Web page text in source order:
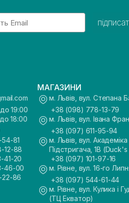
19:00
18:00
81
12-88
41-20
46-00
22-86
МАГАЗИНИ
м. Львів, вул. Степана
+38 (098) 778-13-79
м. Львів, вул. Івана
+38 (097) 611-95-94
м. Львів, вул. Академіка
Підстригача, 1В
+38 (097) 101-97-16
м. Рівне, вул. 16-го
+38 (097) 544-61-44
м. Рівне, вул. Кулика і
(ТЦ Екватор)